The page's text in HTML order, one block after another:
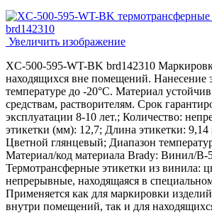
Увеличить изображение
XC-500-595-WT-BK brd142310
находящихся вне помещений. Нанесение
температуре до -20°C. Материал
средствам, растворителям. Срок
эксплуатации 8-10 лет.; Количество:
этикетки (мм): 12,7; Длина этикетки:
Цветной глянцевый; Диапазон
Материал/код материала Brady: Винил/В-
Термотрансферные этикетки из винила:
непрерывные, находящаяся в
Применяется как для маркировки
внутри помещений, так и для